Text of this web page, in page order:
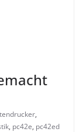
,
, pc42e, pc42ed